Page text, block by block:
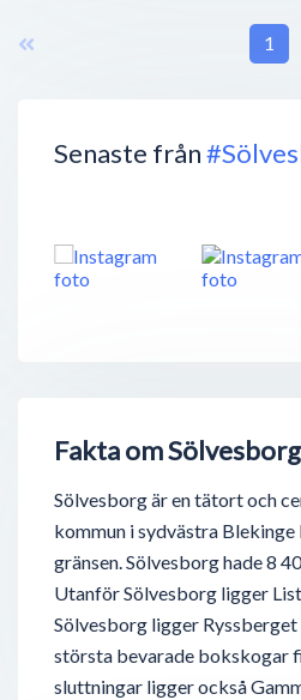
Senaste från
Fakta om Sölvesborg
Sölvesborg är en tätort och
kommun i sydvästra Blekinge
gränsen. Sölvesborg hade 8
Utanför Sölvesborg ligger
Sölvesborg ligger Ryssberget
största bevarade bokskogar
sluttningar ligger också
1